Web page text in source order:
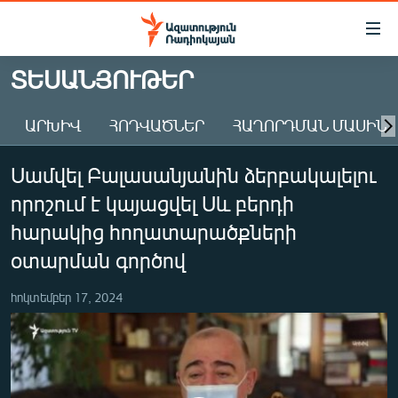
Մատչելիության
Անցնել
հիմնական
Անցնել
հիմնական
մենյուին
ԱԶԱՏՈՒԹՅՈՒՆ TV
ՀԱՅԱՍՏԱՆ
ԸՆՏՐՈՒԹՅՈՒՆՆԵՐ 2026
ԻՐԱՎՈՒՆՔ
ՀԱՍԱՐԱԿՈՒԹՅՈՒՆ
ՂԱՐԱԲԱՂ
ՊԱՏԵՐԱԶՄԻ 6 ՇԱԲԱԹՆԵՐԸ
ՏԱՐԱԾԱՇՐՋԱՆ
ՏԵՍԱՆՅՈՒԹԵՐ
ԱՐԽԻՎ ՀՈԴՎԱԾՆԵՐ ՀԱՂՈՐԴՄԱՆ ՄԱՍԻՆ
Սամվել Բալասանյանին ձերբակալելու
որոշում է կայացվել Սև բերդի
հարակից հողատարածքների
օտարման գործով
հոկտեմբեր 17, 2024